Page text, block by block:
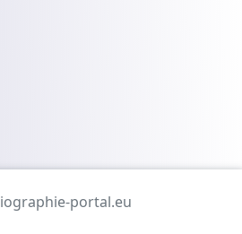
portal.eu